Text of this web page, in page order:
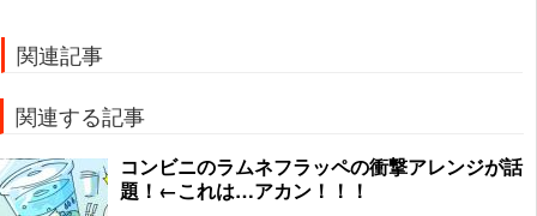
関連記事
関連する記事
コンビニのラムネフラッペの衝撃アレンジが話
題！←これは…アカン！！！